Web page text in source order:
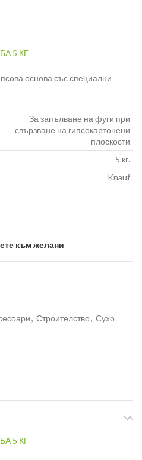
5 КГ
основа със специални
За запълване на фуги при
свързване на гипсокартонени
плоскости
5 кг.
Knauf
към желани
, Строителство, Сухо
5 КГ